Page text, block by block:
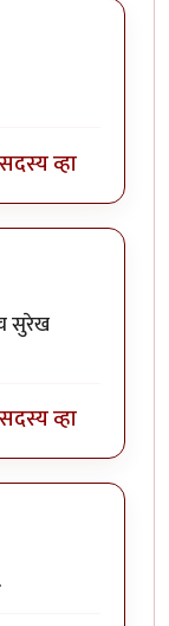
सदस्य व्हा
सुरेख
सदस्य व्हा